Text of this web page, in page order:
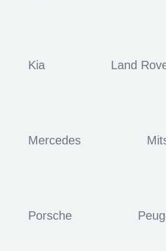
Kia Land
Mercedes
Porsche